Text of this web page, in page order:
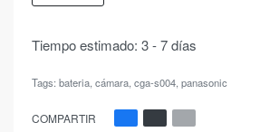
Tiempo estimado: 3 - 7 días
Tags: bateria, cámara, cga-s004, panasonic
COMPARTIR